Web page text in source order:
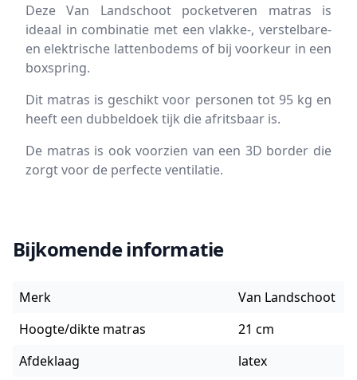
Deze Van Landschoot pocketveren matras is
ideaal in combinatie met een vlakke-, verstelbare-
en elektrische lattenbodems of bij voorkeur in een
boxspring.
Dit matras is geschikt voor personen tot 95 kg en
heeft een dubbeldoek tijk die afritsbaar is.
De matras is ook voorzien van een 3D border die
zorgt voor de perfecte ventilatie.
Bijkomende informatie
Merk
Van Landschoot
Hoogte/dikte matras
21 cm
Afdeklaag
latex